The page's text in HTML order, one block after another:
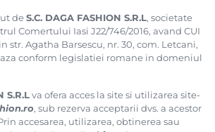
deS.C. DAGA FASHION S.R.L, societate
Comertului Iasi J22/746/2016, avand CUI
str. Agatha Barsescu, nr. 30, com. Letcani,
conform legislatiei romane in domeniul
S.R.Lva ofera acces la site si utilizarea site-
, sub rezerva acceptarii dvs. a acestor
accesarea, utilizarea, obtinerea sau